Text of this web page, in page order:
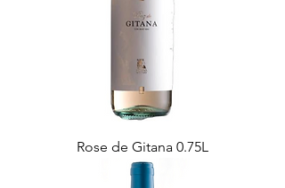
Rose de Gitana 0.75L